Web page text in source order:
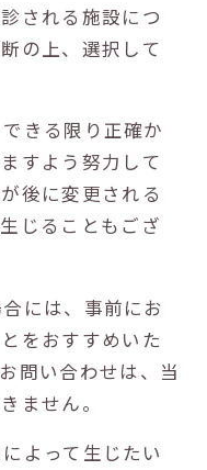
される施設につ
の上、選択して
きる限り正確か
すよう努力して
後に変更される
じることもござ
には、事前にお
をおすすめいた
問い合わせは、当
ません。
よって生じたい